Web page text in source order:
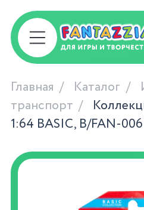
Главная Каталог
транспорт
1:64 BASIC, B/FAN-